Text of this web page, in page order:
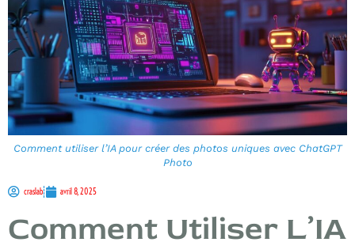
Comment utiliser l’IA pour créer des photos uniques avec ChatGPT
Photo
craslab avril 8, 2025
Comment Utiliser L’IA